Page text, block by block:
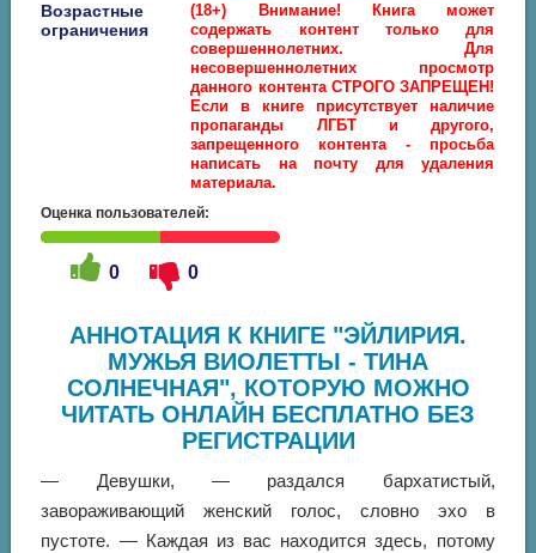
Возрастные
ограничения
(18+) Внимание! Книга может
содержать контент только для
совершеннолетних. Для
несовершеннолетних просмотр
данного контента СТРОГО ЗАПРЕЩЕН!
Если в книге присутствует наличие
пропаганды ЛГБТ и другого,
запрещенного контента - просьба
написать на почту для удаления
материала.
Оценка пользователей:
0 0
АННОТАЦИЯ К КНИГЕ "ЭЙЛИРИЯ.
МУЖЬЯ ВИОЛЕТТЫ - ТИНА
СОЛНЕЧНАЯ", КОТОРУЮ МОЖНО
ЧИТАТЬ ОНЛАЙН БЕСПЛАТНО БЕЗ
РЕГИСТРАЦИИ
— Девушки, — раздался бархатистый,
завораживающий женский голос, словно эхо в
пустоте. — Каждая из вас находится здесь, потому